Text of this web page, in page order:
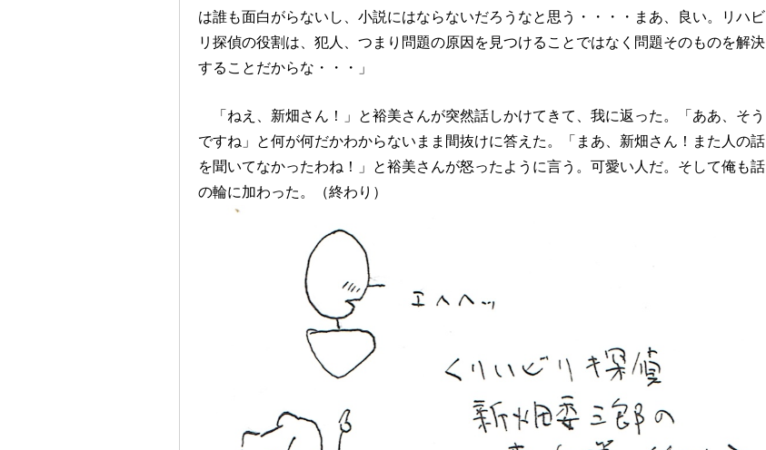
は誰も面白がらないし、小説にはならないだろうなと思う・・・・まあ、良い。リハビ
リ探偵の役割は、犯人、つまり問題の原因を見つけることではなく問題そのものを解決
することだからな・・・」
「ねえ、新畑さん！」と裕美さんが突然話しかけてきて、我に返った。「ああ、そう
ですね」と何が何だかわからないまま間抜けに答えた。「まあ、新畑さん！また人の話
を聞いてなかったわね！」と裕美さんが怒ったように言う。可愛い人だ。そして俺も話
の輪に加わった。（終わり）